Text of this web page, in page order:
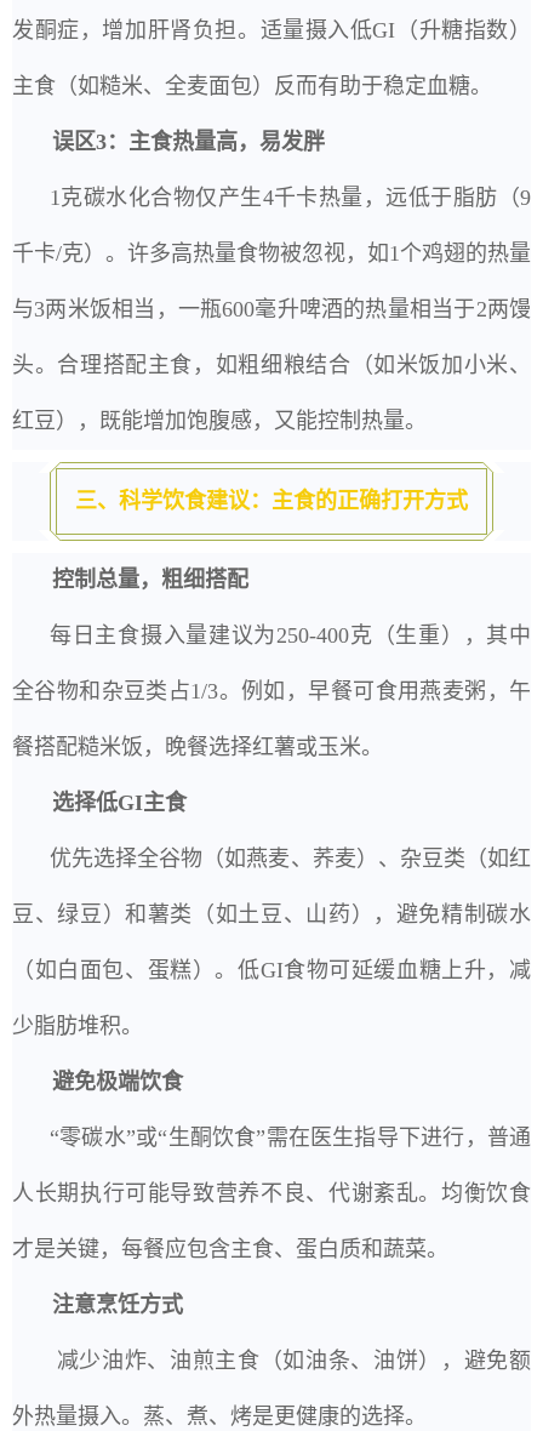
发酮症，增加肝肾负担。适量摄入低GI（升糖指数）
主食（如糙米、全麦面包）反而有助于稳定血糖。
误区3：主食热量高，易发胖
1克碳水化合物仅产生4千卡热量，远低于脂肪（9
千卡/克）。许多高热量食物被忽视，如1个鸡翅的热量
与3两米饭相当，一瓶600毫升啤酒的热量相当于2两馒
头。合理搭配主食，如粗细粮结合（如米饭加小米、
红豆），既能增加饱腹感，又能控制热量。
三、科学饮食建议：主食的正确打开方式
控制总量，粗细搭配
每日主食摄入量建议为250-400克（生重），其中
全谷物和杂豆类占1/3。例如，早餐可食用燕麦粥，午
餐搭配糙米饭，晚餐选择红薯或玉米。
选择低GI主食
优先选择全谷物（如燕麦、荞麦）、杂豆类（如红
豆、绿豆）和薯类（如土豆、山药），避免精制碳水
（如白面包、蛋糕）。低GI食物可延缓血糖上升，减
少脂肪堆积。
避免极端饮食
“零碳水”或“生酮饮食”需在医生指导下进行，普通
人长期执行可能导致营养不良、代谢紊乱。均衡饮食
才是关键，每餐应包含主食、蛋白质和蔬菜。
注意烹饪方式
减少油炸、油煎主食（如油条、油饼），避免额
外热量摄入。蒸、煮、烤是更健康的选择。